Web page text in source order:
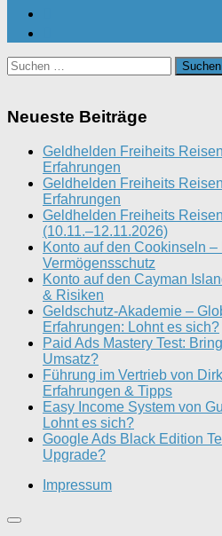
Suchen
nach:
Neueste Beiträge
Geldhelden Freiheits
Erfahrungen
Geldhelden Freiheits
Erfahrungen
Geldhelden Freiheits
(10.11.–12.11.2026)
Konto auf den Cookinseln
Vermögensschutz
Konto auf den Cayman
& Risiken
Geldschutz-Akademie –
Erfahrungen: Lohnt es sich?
Paid Ads Mastery Test:
Umsatz?
Führung im Vertrieb von
Erfahrungen & Tipps
Easy Income System von
Lohnt es sich?
Google Ads Black Edition
Upgrade?
Impressum